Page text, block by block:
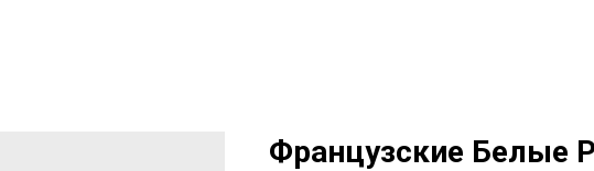
Французские Белые